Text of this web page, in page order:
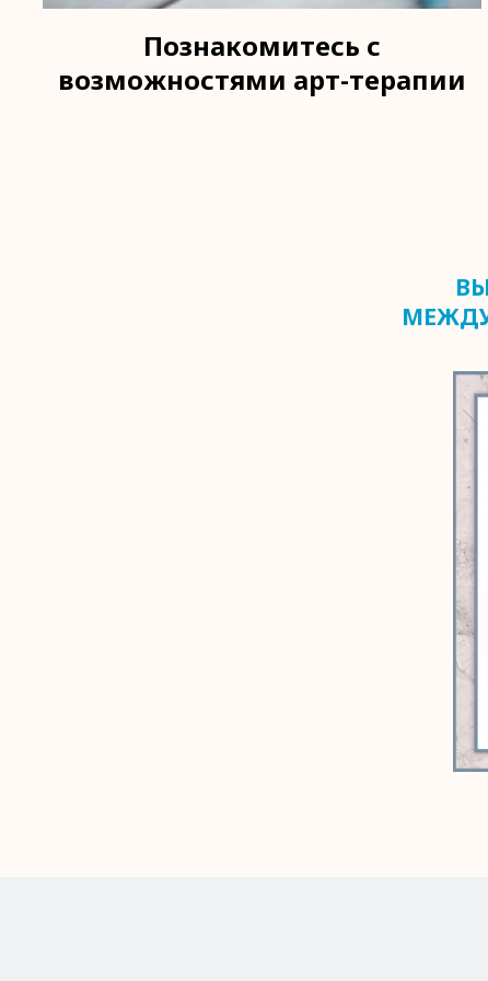
Познакомитесь с
возможностями арт-терапии